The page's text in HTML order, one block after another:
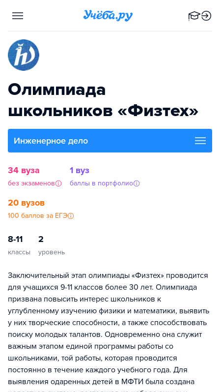
Олимпиада
школьников «Физтех»
Инженерное дело
34 вуза
без экзаменов
1 вуз
баллы в портфолио
20 вузов
100 баллов за ЕГЭ
8-11
классы
2
уровень
Заключительный этап олимпиады «Физтех» проводится
для учащихся 9-11 классов более 30 лет. Олимпиада
призвана повысить интерес школьников к
углубленному изучению физики и математики, выявить
у них творческие способности, а также способствовать
поиску молодых талантов. Одновременно она служит
важным этапом единой программы работы со
школьниками, той работы, которая проводится
постоянно в течение каждого учебного года. Для
выявления одаренных детей в МФТИ была создана